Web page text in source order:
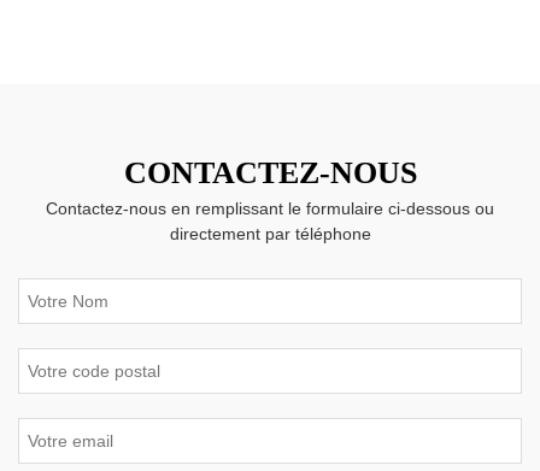
CONTACTEZ-NOUS
Contactez-nous en remplissant le formulaire ci-dessous ou
directement par téléphone